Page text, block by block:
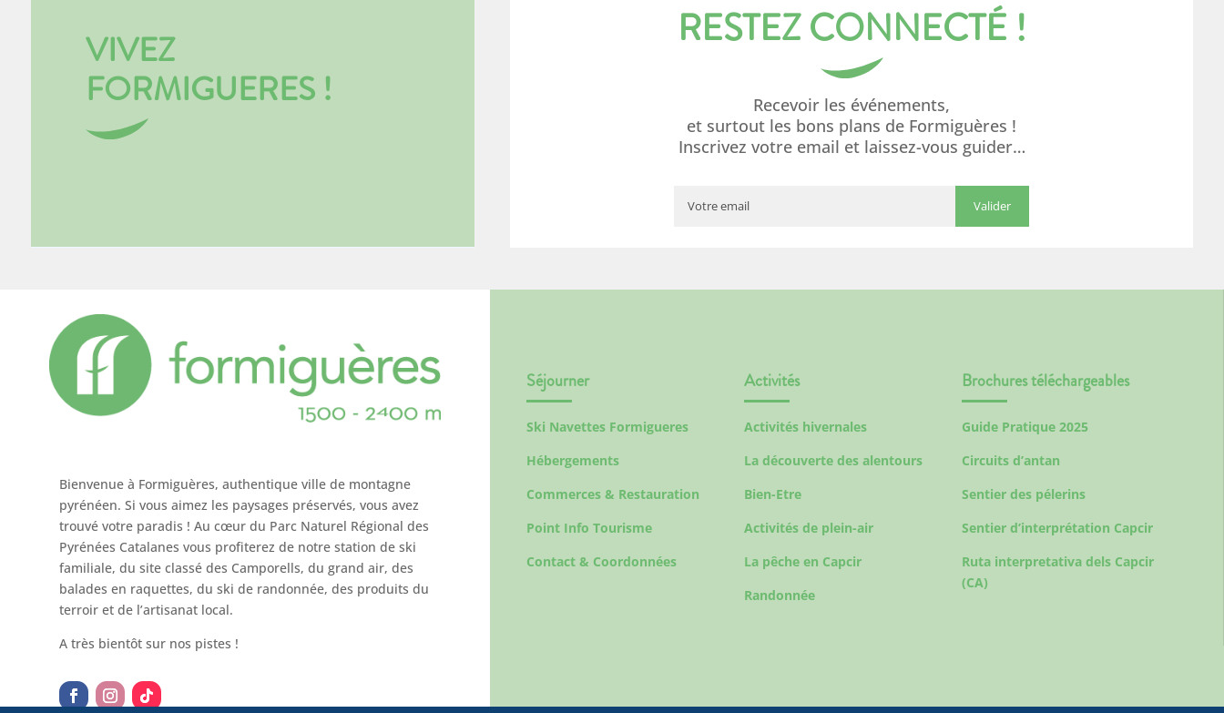
VIVEZ
FORMIGUERES !
RESTEZ CONNECTÉ !
Recevoir les événements,
et surtout les bons plans de Formiguères !
Inscrivez votre email et laissez-vous guider…
Bienvenue à Formiguères, authentique ville de montagne
pyrénéen. Si vous aimez les paysages préservés, vous avez
trouvé votre paradis ! Au cœur du Parc Naturel Régional des
Pyrénées Catalanes vous profiterez de notre station de ski
familiale, du site classé des Camporells, du grand air, des
balades en raquettes, du ski de randonnée, des produits du
terroir et de l’artisanat local.
A très bientôt sur nos pistes !
Séjourner
Ski Navettes Formigueres
Hébergements
Commerces & Restauration
Point Info Tourisme
Contact & Coordonnées
Activités
Activités hivernales
La découverte des alentours
Bien-Etre
Activités de plein-air
La pêche en Capcir
Randonnée
Brochures téléchargeables
Guide Pratique 2025
Circuits d’antan
Sentier des pélerins
Sentier d’interprétation Capcir
Ruta interpretativa dels Capcir
(CA)